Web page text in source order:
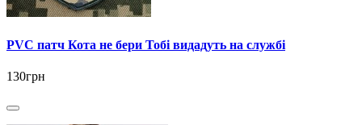
PVC патч Кота не бери Тобі видадуть на службі
130грн